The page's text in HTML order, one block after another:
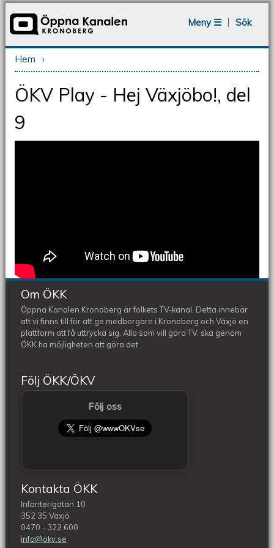
Meny ☰
Sök
Du är här
Hem ›
ÖKV Play - Hej Växjöbo!, del
9
Om ÖKK
Öppna Kanalen Kronoberg är folkets TV-kanal. Detta innebär
att vi finns till för att ge medborgare i Kronoberg och Växjö en
plattform att få uttrycka sig. Alla som vill göra TV, ska genom
ÖKK ha möjligheten att göra det.
Följ ÖKK/ÖKV
Följ oss
Kontakta ÖKK
Infanterigatan 10
352 35 Växjö
0470 - 322 600
info@okv.se